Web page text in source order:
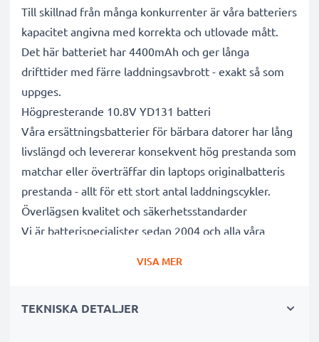
Till skillnad från många konkurrenter är våra batteriers
kapacitet angivna med korrekta och utlovade mått.
Det här batteriet har 4400mAh och ger långa
drifttider med färre laddningsavbrott - exakt så som
uppges.
Högpresterande 10.8V YD131 batteri
Våra ersättningsbatterier för bärbara datorer har lång
livslängd och levererar konsekvent hög prestanda som
matchar eller överträffar din laptops originalbatteris
prestanda - allt för ett stort antal laddningscykler.
Överlägsen kvalitet och säkerhetsstandarder
Vi är batterispecialister sedan 2004 och alla våra
mer därtill. Det är därför de levereras med 3 års
VISA MER
TEKNISKA DETALJER